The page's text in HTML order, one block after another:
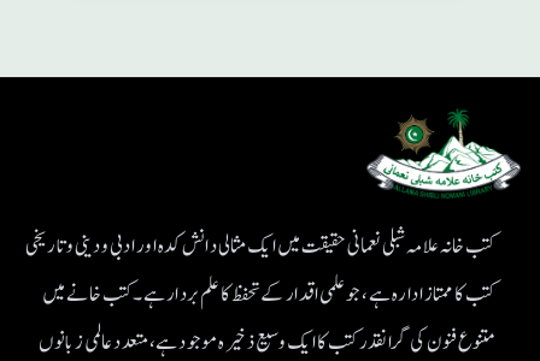
کتب خانہ علامہ شبلی نعمانی حقیقت میں ایک مثالی دانش کدہ اور ادبی ودینی و تاریخی
کتب کا ممتاز ادارہ ہے، جو علمی اقدار کے تحفظ کا علم بردار ہے۔کتب خانے میں
متنوع فنون کی گرانقدر کتب کا ایک وسیع ذخیرہ موجود ہے، متعدد عالمی زبانوں